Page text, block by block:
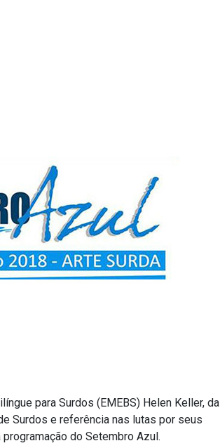
para Surdos (EMEBS) Helen Keller, da
Surdos e referência nas lutas por seus
do Setembro Azul.